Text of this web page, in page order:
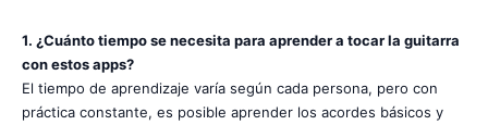
1. ¿Cuánto tiempo se necesita para aprender a tocar la guitarra
con estos apps?
El tiempo de aprendizaje varía según cada persona, pero con
práctica constante, es posible aprender los acordes básicos y